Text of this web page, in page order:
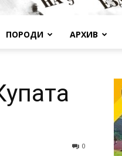
ПОРОДИ АРХИВ
0